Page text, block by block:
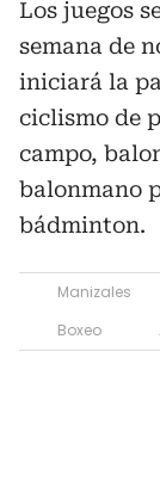
Los juegos
semana de
iniciará la
ciclismo de
campo,
balonmano
bádminton.
Manizales
Boxeo